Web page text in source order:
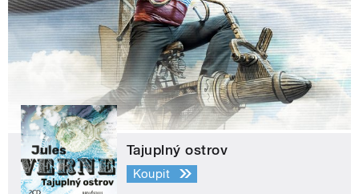
Tajuplný ostrov
Koupit